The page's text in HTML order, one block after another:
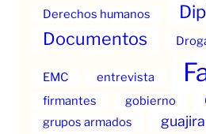
Derechos humanos
Documentos
EMC entrevista
firmantes gobierno
grupos armados
guajira